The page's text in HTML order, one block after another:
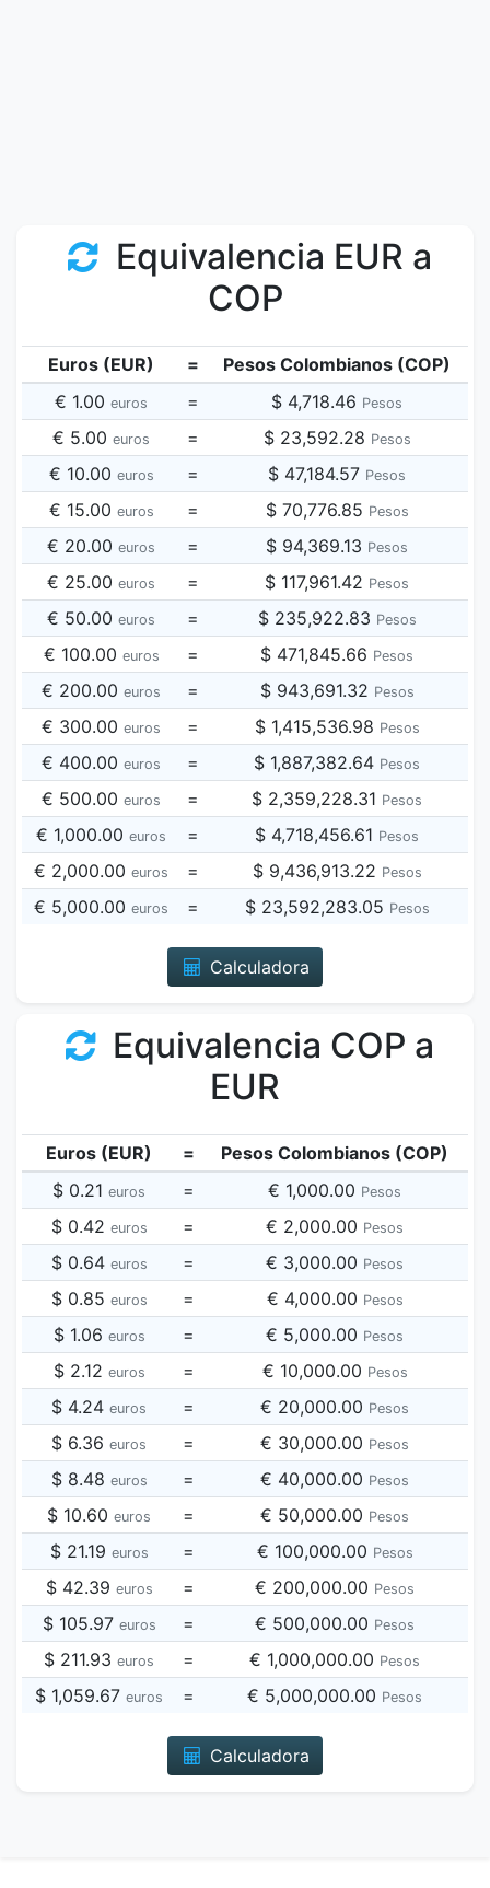
Equivalencia EUR a
COP
Euros (EUR) =
Pesos Colombianos (COP)
€ 1.00 euros = $ 4,718.46 Pesos
€ 5.00 euros = $ 23,592.28 Pesos
€ 10.00 euros = $ 47,184.57 Pesos
€ 15.00 euros = $ 70,776.85 Pesos
€ 20.00 euros = $ 94,369.13 Pesos
€ 25.00 euros = $ 117,961.42 Pesos
€ 50.00 euros = $ 235,922.83 Pesos
€ 100.00 euros = $ 471,845.66 Pesos
€ 200.00 euros = $ 943,691.32 Pesos
€ 300.00 euros = $ 1,415,536.98 Pesos
€ 400.00 euros = $ 1,887,382.64 Pesos
€ 500.00 euros = $ 2,359,228.31 Pesos
€ 1,000.00 euros = $ 4,718,456.61 Pesos
€ 2,000.00 euros = $ 9,436,913.22 Pesos
€ 5,000.00 euros = $ 23,592,283.05 Pesos
Calculadora
Equivalencia COP a
EUR
Euros (EUR) =
Pesos Colombianos (COP)
$ 0.21 euros = € 1,000.00 Pesos
$ 0.42 euros = € 2,000.00 Pesos
$ 0.64 euros = € 3,000.00 Pesos
$ 0.85 euros = € 4,000.00 Pesos
$ 1.06 euros = € 5,000.00 Pesos
$ 2.12 euros = € 10,000.00 Pesos
$ 4.24 euros = € 20,000.00 Pesos
$ 6.36 euros = € 30,000.00 Pesos
$ 8.48 euros = € 40,000.00 Pesos
$ 10.60 euros = € 50,000.00 Pesos
$ 21.19 euros = € 100,000.00 Pesos
$ 42.39 euros = € 200,000.00 Pesos
$ 105.97 euros = € 500,000.00 Pesos
$ 211.93 euros = € 1,000,000.00 Pesos
$ 1,059.67 euros = € 5,000,000.00 Pesos
Calculadora